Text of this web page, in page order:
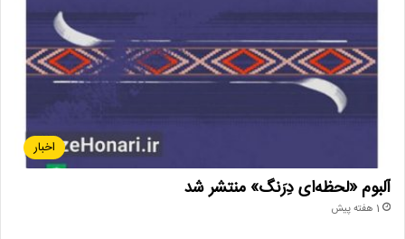
اخبار
آلبوم «لحظه‌ای دِرَنگ» منتشر شد
1 هفته پیش